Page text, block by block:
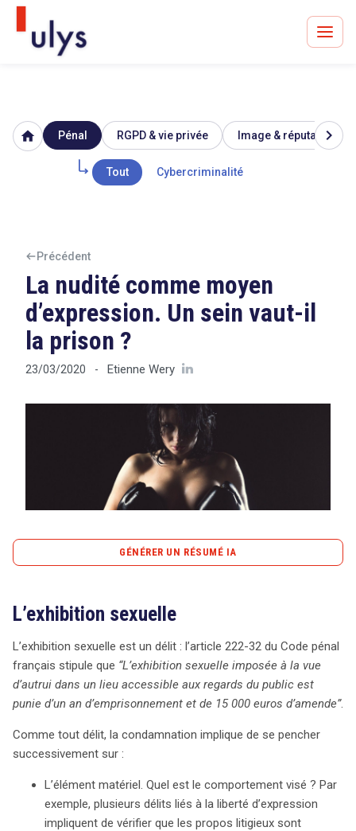
Avocats à Paris & Bruxelles
Leader en droit de l'innovation depuis 30 ans
Tout sur le droit de l'innovation
Rechercher
CONTACT
home Pénal RGPD & vie privée Image & réputation
Tout Cybercriminalité
chevron_right
Précédent
La nudité comme moyen
d’expression. Un sein vaut-il
la prison ?
23/03/2020 - Etienne Wery
GÉNÉRER UN RÉSUMÉ IA
L’exhibition sexuelle, selon l’article 222-32 du Code pénal
et de 15 000 euros d’amende. Pour établir une
condamnation, il faut examiner deux éléments : matériel
et moral. L’élément matériel se concentre sur les
comportements en cause, tandis que l’élément moral
illégale de son acte. Le débat entre liberté d’expression
actions militantes, comme celles des Femen. Lors d’une
manifestation, une militante a été condamnée pour
exhibition sexuelle après avoir pénétré dans une église
L’exhibition sexuelle
L’exhibition sexuelle est un délit : l’article 222-32 du Code pénal
français stipule que “L’exhibition sexuelle imposée à la vue
d’autrui dans un lieu accessible aux regards du public est
punie d’un an d’emprisonnement et de 15 000 euros d’amende”.
Comme tout délit, la condamnation implique de se pencher
successivement sur :
L’élément matériel. Quel est le comportement visé ? Par
exemple, plusieurs délits liés à la liberté d’expression
impliquent de vérifier que les propos litigieux sont